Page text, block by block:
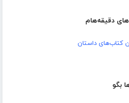
دقیقه‌هام
کتاب‌های داستان
بگو